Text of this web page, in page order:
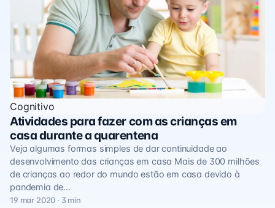
Cognitivo
Atividades para fazer com as crianças em
casa durante a quarentena
Veja algumas formas simples de dar continuidade ao
desenvolvimento das crianças em casa Mais de 300 milhões
de crianças ao redor do mundo estão em casa devido à
pandemia de…
19 mar 2020 · 3 min